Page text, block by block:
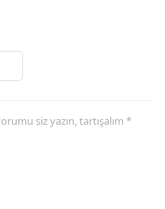
siz yazın, tartışalım *